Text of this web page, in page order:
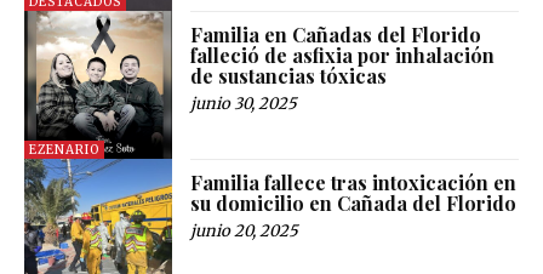
EZENARIO
Familia en Cañadas del Florido
falleció de asfixia por inhalación
de sustancias tóxicas
junio 30, 2025
Familia fallece tras intoxicación en
su domicilio en Cañada del Florido
junio 20, 2025